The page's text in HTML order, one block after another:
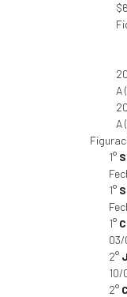
A
A
1°
1°
1°
03/
2°
10/
2°